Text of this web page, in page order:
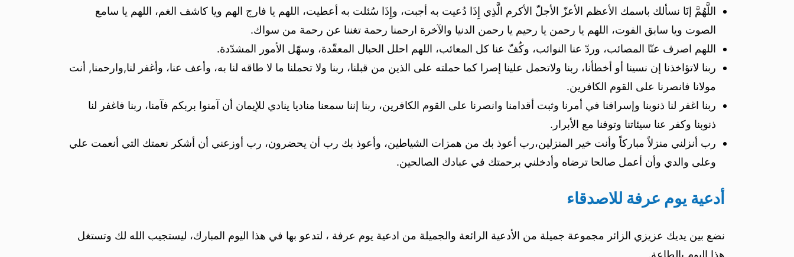
اللَّهُمَّ إنَا نسألك باسمك الأعظم الأعزّ الأجلّ الأكرم الَّذِي إِذَا دُعيت به أجبت، وإِذَا سُئلت به أعطيت، اللهم يا فارج الهم ويا كاشف الغم، اللهم يا سامع
الصوت ويا سابق الفوت، اللهم يا رحمن يا رحيم يا رحمن الدنيا والآخرة ارحمنا رحمة تغننا عن رحمة من سواك.
اللهم اصرف عنّا المصائب، وردّ عنا النوائب، وكُفّ عنا كل المعائب، اللهم احلل الحبال المعقّدة، وسهّل الأمور المشدّدة.
ربنا لاتؤاخذنا إن نسينا أو أخطأنا، ربنا ولاتحمل علينا إصرا كما حملته على الذين من قبلنا، ربنا ولا تحملنا ما لا طاقه لنا به، وأعف عنا، وأغفر لنا,وارحمنا, أنت
مولانا فانصرنا على القوم الكافرين.
ربنا اغفر لنا ذنوبنا وإسرافنا في أمرنا وثبت أقدامنا وانصرنا على القوم الكافرين، ربنا إننا سمعنا مناديا ينادي للإيمان أن آمنوا بربكم فآمنا، ربنا فاغفر لنا
ذنوبنا وكفر عنا سيئاتنا وتوفنا مع الأبرار.
رب أنزلني منزلاً مباركاً وأنت خير المنزلين،رب أعوذ بك من همزات الشياطين، وأعوذ بك رب أن يحضرون، رب أوزعني أن أشكر نعمتك التي أنعمت علي
وعلى والدي وأن أعمل صالحا ترضاه وأدخلني برحمتك في عبادك الصالحين.
أدعية يوم عرفة للاصدقاء
نضع بين يديك عزيزي الزائر مجموعة جميلة من الأدعية الرائعة والجميلة من ادعية يوم عرفة ، لتدعو بها في هذا اليوم المبارك، ليستجيب الله لك وتستغل
هذا اليوم بالطاعة.